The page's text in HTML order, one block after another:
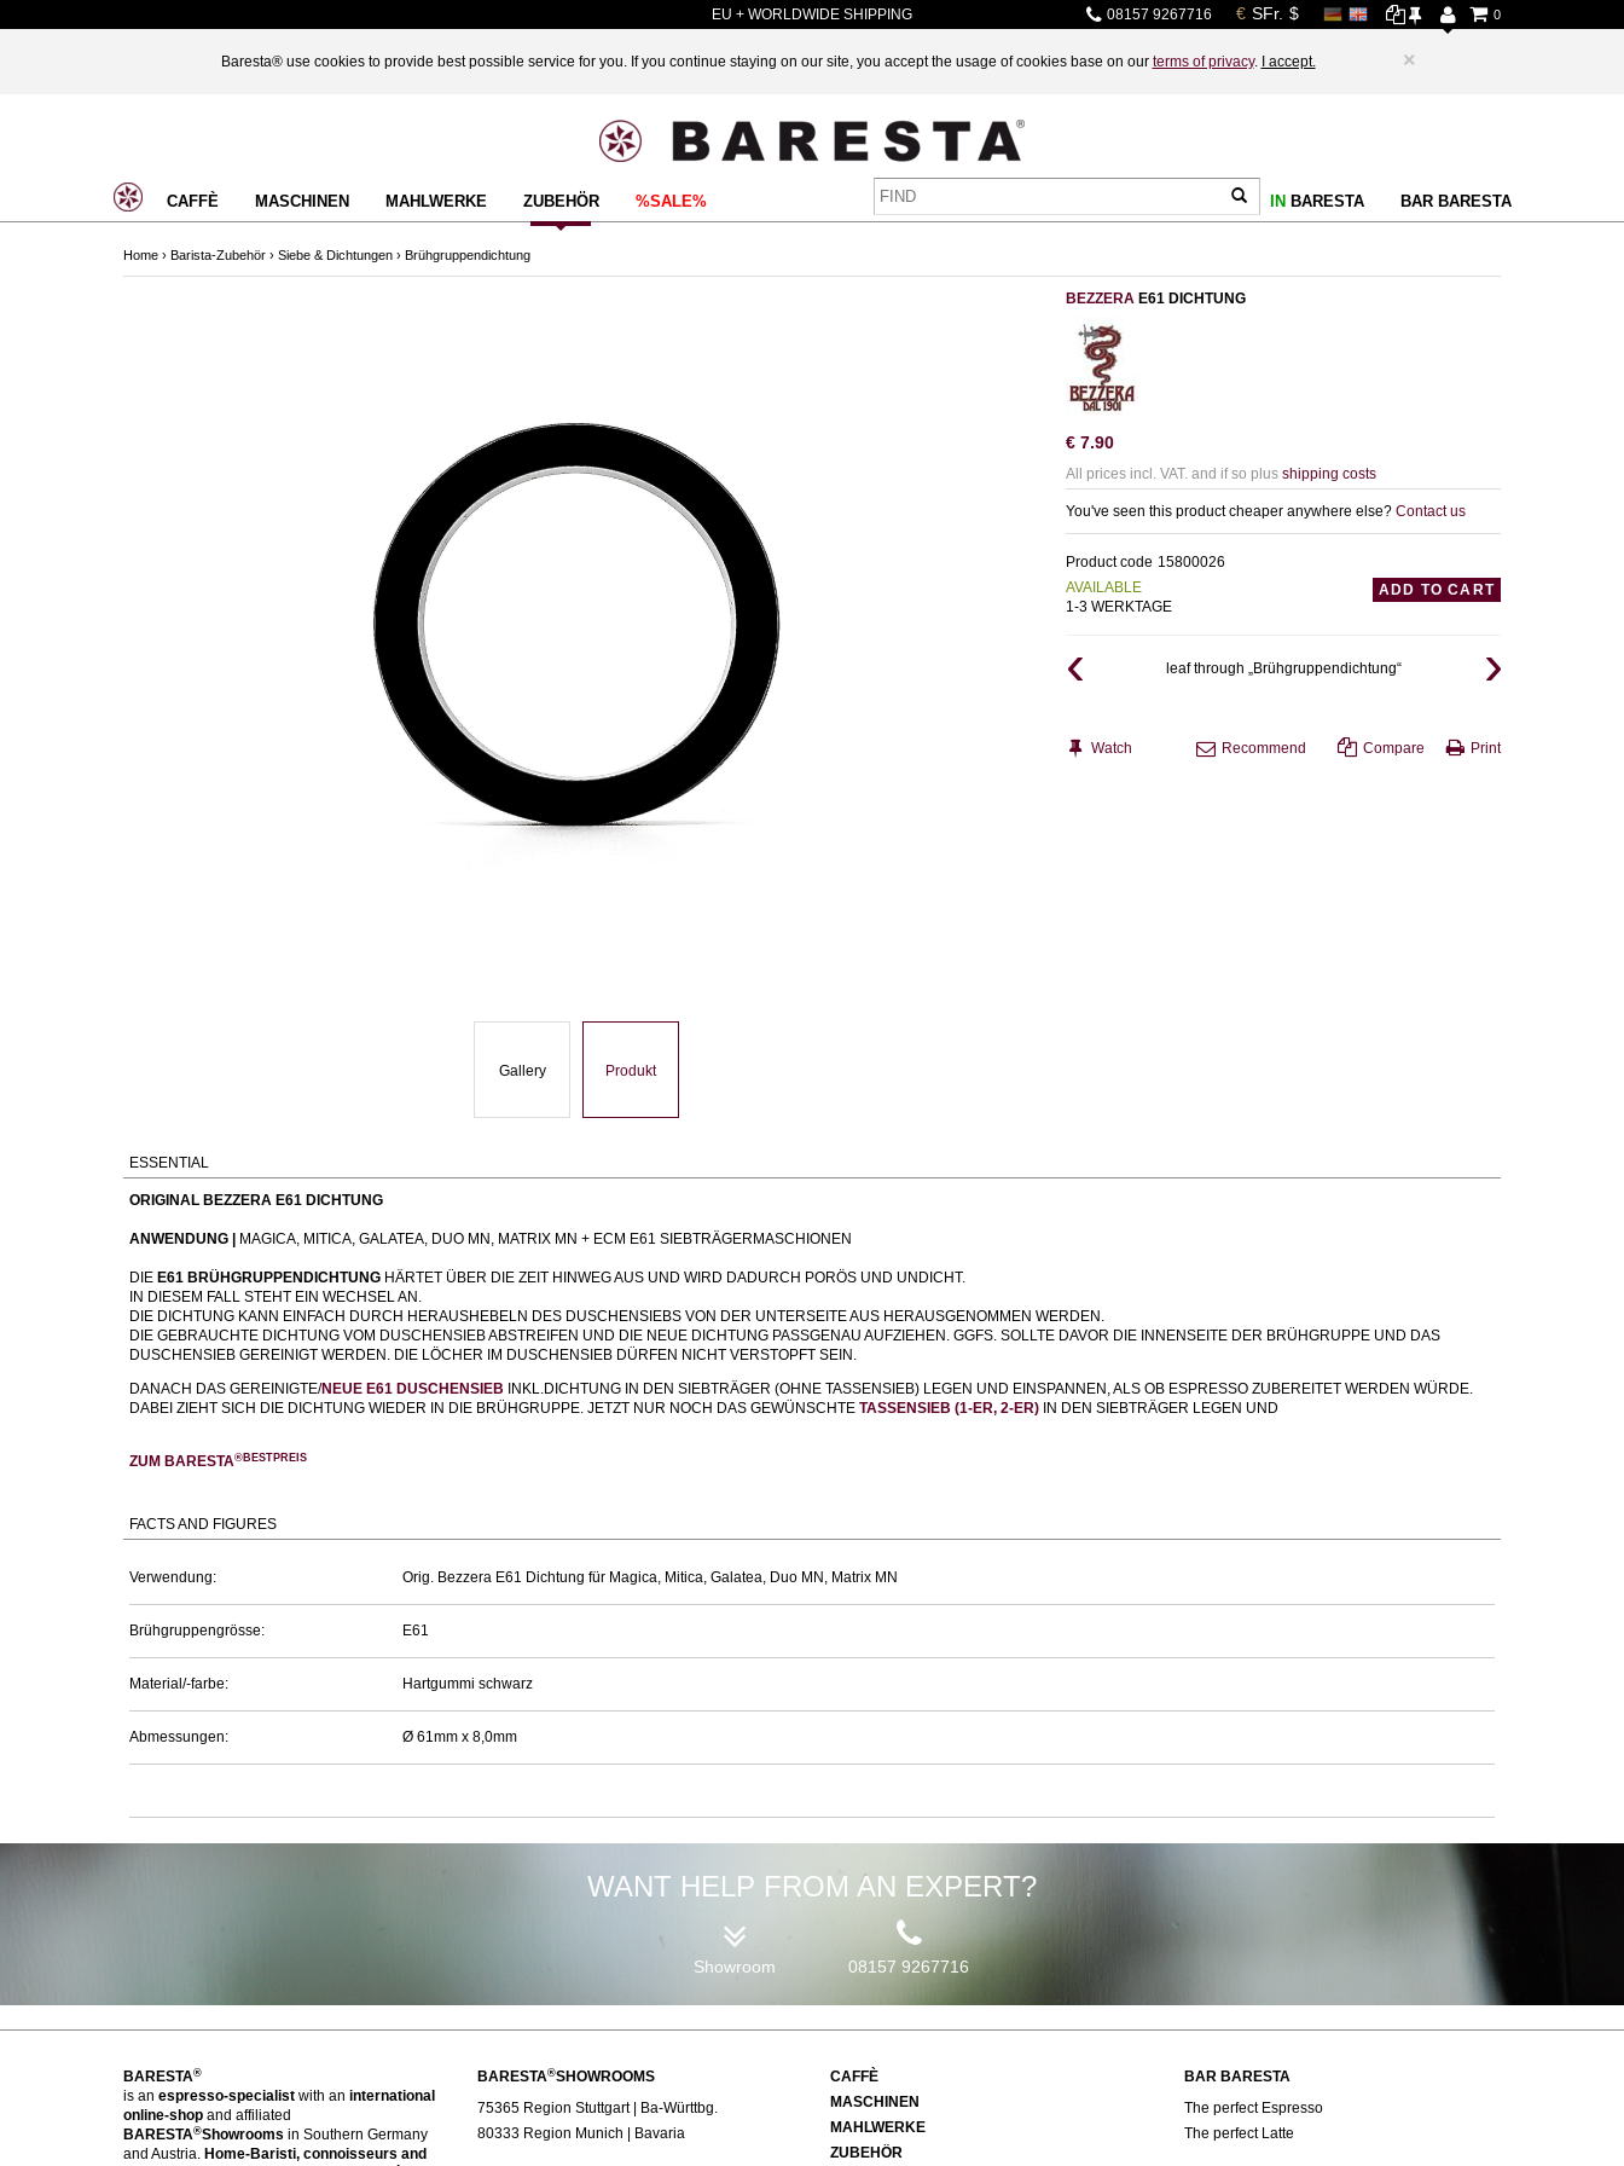
Baresta® use cookies to provide best possible service for you. If you continue staying on our site, you accept the usage of cookies base on our terms of privacy. I accept. ×
EU + WORLDWIDE SHIPPING 0
08157 9267716
CAFFÈ MASCHINEN MAHLWERKE ZUBEHÖR %SALE% BAR BARESTA
IN BARESTA
Home › Barista-Zubehör › Siebe & Dichtungen › Brühgruppendichtung
Gallery Produkt
BEZZERA E61 DICHTUNG
€ 7.90
All prices incl. VAT. and if so plus shipping costs
You've seen this product cheaper anywhere else? Contact us
Product code 15800026
AVAILABLE
1-3 WERKTAGE
ADD TO CART
leaf through „Brühgruppendichtung“
Watch Recommend Compare Print
ESSENTIAL
ORIGINAL BEZZERA E61 DICHTUNG
ANWENDUNG | MAGICA, MITICA, GALATEA, DUO MN, MATRIX MN + ECM E61 SIEBTRÄGERMASCHIONEN
DIE E61 BRÜHGRUPPENDICHTUNG HÄRTET ÜBER DIE ZEIT HINWEG AUS UND WIRD DADURCH PORÖS UND UNDICHT.
IN DIESEM FALL STEHT EIN WECHSEL AN.
DIE DICHTUNG KANN EINFACH DURCH HERAUSHEBELN DES DUSCHENSIEBS VON DER UNTERSEITE AUS HERAUSGENOMMEN WERDEN.
DIE GEBRAUCHTE DICHTUNG VOM DUSCHENSIEB ABSTREIFEN UND DIE NEUE DICHTUNG PASSGENAU AUFZIEHEN. GGFS. SOLLTE DAVOR DIE INNENSEITE DER BRÜHGRUPPE UND DAS
DUSCHENSIEB GEREINIGT WERDEN. DIE LÖCHER IM DUSCHENSIEB DÜRFEN NICHT VERSTOPFT SEIN.
DANACH DAS GEREINIGTE/NEUE E61 DUSCHENSIEB INKL.DICHTUNG IN DEN SIEBTRÄGER (OHNE TASSENSIEB) LEGEN UND EINSPANNEN, ALS OB ESPRESSO ZUBEREITET WERDEN WÜRDE.
DABEI ZIEHT SICH DIE DICHTUNG WIEDER IN DIE BRÜHGRUPPE. JETZT NUR NOCH DAS GEWÜNSCHTE TASSENSIEB (1-ER, 2-ER) IN DEN SIEBTRÄGER LEGEN UND
ZUM BARESTA®BESTPREIS
FACTS AND FIGURES
Verwendung: Orig. Bezzera E61 Dichtung für Magica, Mitica, Galatea, Duo MN, Matrix MN
Brühgruppengrösse: E61
Material/-farbe: Hartgummi schwarz
Abmessungen: Ø 61mm x 8,0mm
WANT HELP FROM AN EXPERT?
Showroom 08157 9267716
BARESTA®
is an espresso-specialist with an international
online-shop and affiliated
BARESTA®Showrooms in Southern Germany
and Austria. Home-Baristi, connoisseurs and
BARESTA®SHOWROOMS
75365 Region Stuttgart | Ba-Württbg.
80333 Region Munich | Bavaria
CAFFÈ
MASCHINEN
MAHLWERKE
ZUBEHÖR
BAR BARESTA
The perfect Espresso
The perfect Latte